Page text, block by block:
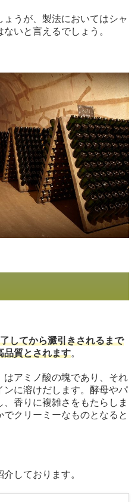
うが、製法においてはシャ
いと言えるでしょう。
してから澱引きされるまで
品質とされます。
アミノ酸の塊であり、それ
に溶けだします。酵母やパ
香りに複雑さをもたらしま
クリーミーなものとなると
しております。